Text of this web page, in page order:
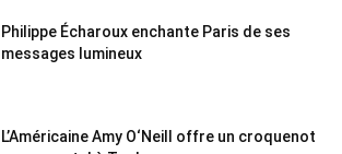
Philippe Écharoux enchante Paris de ses
messages lumineux
L’Américaine Amy O‘Neill offre un croquenot